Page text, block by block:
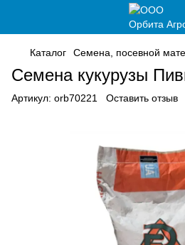
Каталог Семена, посевной
Семена кукурузы
Артикул: orb70221 Оставить отзыв